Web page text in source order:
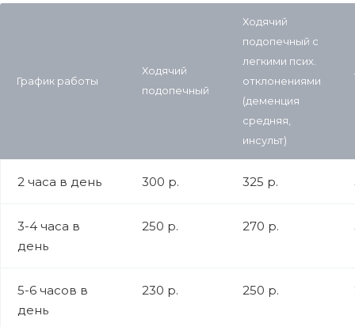
График работы
Ходячий
подопечный
Ходячий
подопечный с
легкими псих.
отклонениями
(деменция
средняя,
инсульт)
2 часа в день 300 р. 325 р.
3-4 часа в
день
250 р. 270 р.
5-6 часов в
день
230 р. 250 р.